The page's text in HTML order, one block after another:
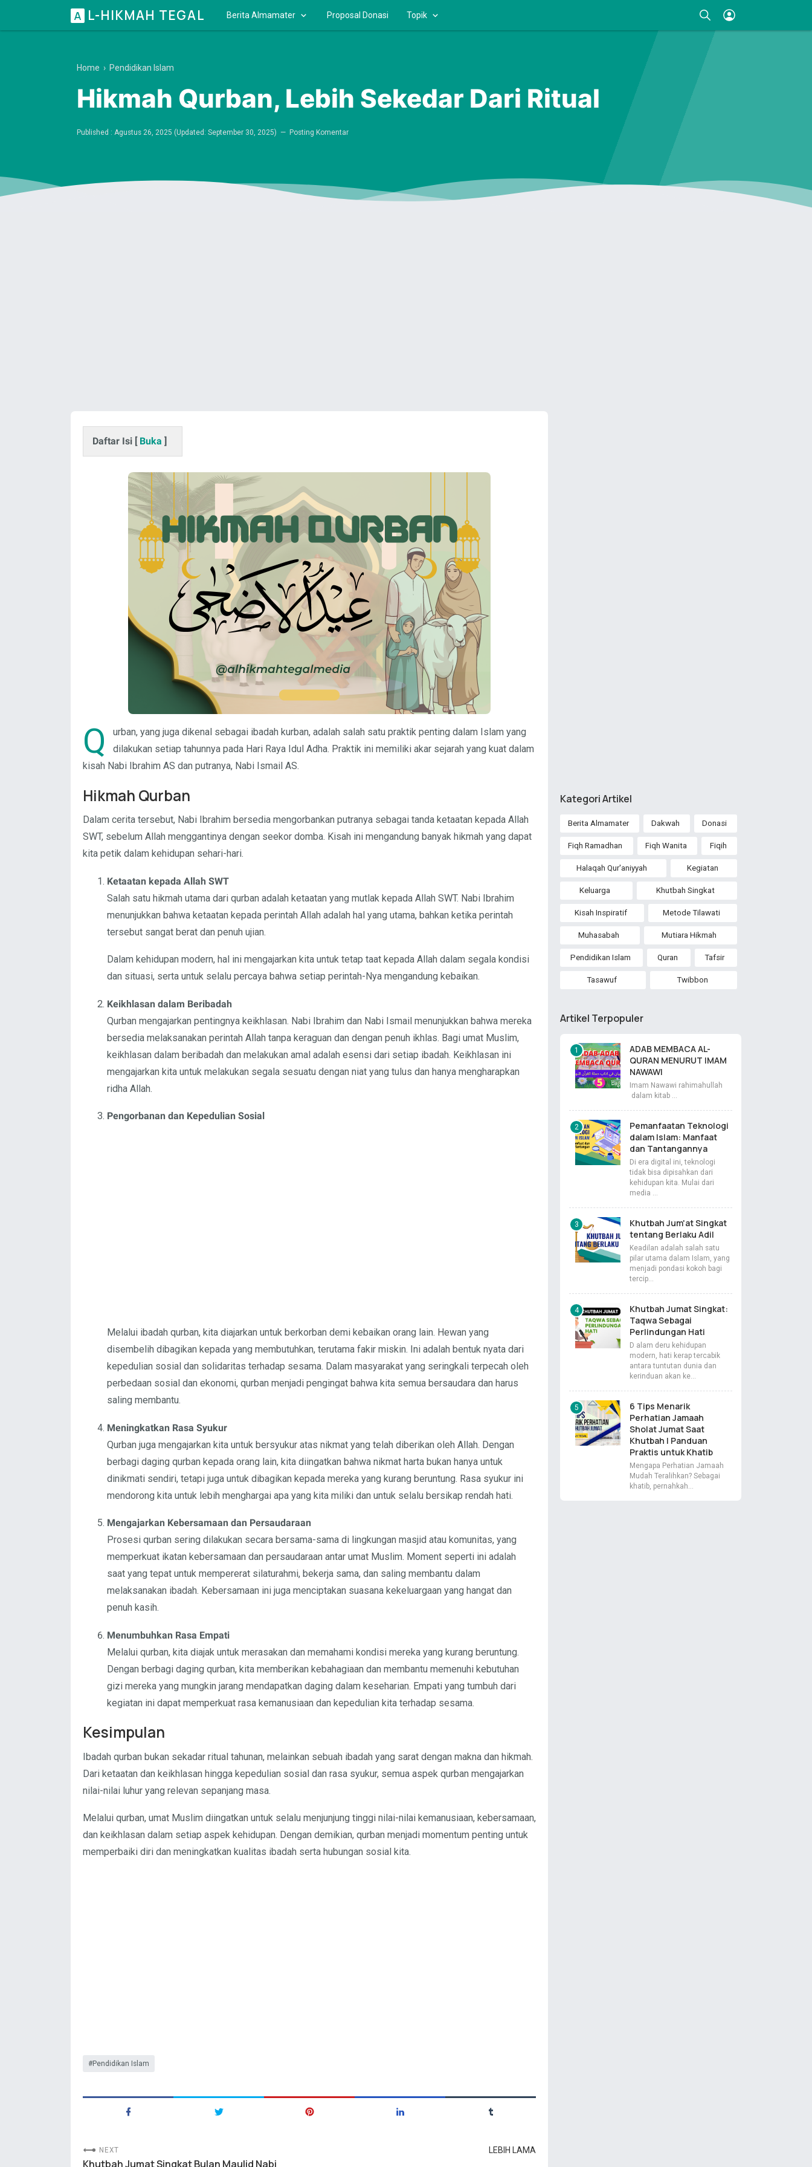
A L-HIKMAH TEGAL Berita Almamater Proposal Donasi Topik
Home › Pendidikan Islam
Hikmah Qurban, Lebih Sekedar Dari Ritual
Published : Agustus 26, 2025 (Updated: September 30, 2025) Posting Komentar
Daftar Isi [Buka ]
Q
urban, yang juga dikenal sebagai ibadah kurban, adalah salah satu praktik penting dalam Islam yang
dilakukan setiap tahunnya pada Hari Raya Idul Adha. Praktik ini memiliki akar sejarah yang kuat dalam
kisah Nabi Ibrahim AS dan putranya, Nabi Ismail AS.
Hikmah Qurban
Dalam cerita tersebut, Nabi Ibrahim bersedia mengorbankan putranya sebagai tanda ketaatan kepada Allah
SWT, sebelum Allah menggantinya dengan seekor domba. Kisah ini mengandung banyak hikmah yang dapat
kita petik dalam kehidupan sehari-hari.
Ketaatan kepada Allah SWT
Salah satu hikmah utama dari qurban adalah ketaatan yang mutlak kepada Allah SWT. Nabi Ibrahim
menunjukkan bahwa ketaatan kepada perintah Allah adalah hal yang utama, bahkan ketika perintah
tersebut sangat berat dan penuh ujian.
Dalam kehidupan modern, hal ini mengajarkan kita untuk tetap taat kepada Allah dalam segala kondisi
dan situasi, serta untuk selalu percaya bahwa setiap perintah-Nya mengandung kebaikan.
Keikhlasan dalam Beribadah
Qurban mengajarkan pentingnya keikhlasan. Nabi Ibrahim dan Nabi Ismail menunjukkan bahwa mereka
bersedia melaksanakan perintah Allah tanpa keraguan dan dengan penuh ikhlas. Bagi umat Muslim,
keikhlasan dalam beribadah dan melakukan amal adalah esensi dari setiap ibadah. Keikhlasan ini
mengajarkan kita untuk melakukan segala sesuatu dengan niat yang tulus dan hanya mengharapkan
ridha Allah.
Pengorbanan dan Kepedulian Sosial
Melalui ibadah qurban, kita diajarkan untuk berkorban demi kebaikan orang lain. Hewan yang
disembelih dibagikan kepada yang membutuhkan, terutama fakir miskin. Ini adalah bentuk nyata dari
kepedulian sosial dan solidaritas terhadap sesama. Dalam masyarakat yang seringkali terpecah oleh
perbedaan sosial dan ekonomi, qurban menjadi pengingat bahwa kita semua bersaudara dan harus
saling membantu.
Meningkatkan Rasa Syukur
Qurban juga mengajarkan kita untuk bersyukur atas nikmat yang telah diberikan oleh Allah. Dengan
berbagi daging qurban kepada orang lain, kita diingatkan bahwa nikmat harta bukan hanya untuk
dinikmati sendiri, tetapi juga untuk dibagikan kepada mereka yang kurang beruntung. Rasa syukur ini
mendorong kita untuk lebih menghargai apa yang kita miliki dan untuk selalu bersikap rendah hati.
Mengajarkan Kebersamaan dan Persaudaraan
Prosesi qurban sering dilakukan secara bersama-sama di lingkungan masjid atau komunitas, yang
memperkuat ikatan kebersamaan dan persaudaraan antar umat Muslim. Moment seperti ini adalah
saat yang tepat untuk mempererat silaturahmi, bekerja sama, dan saling membantu dalam
melaksanakan ibadah. Kebersamaan ini juga menciptakan suasana kekeluargaan yang hangat dan
penuh kasih.
Menumbuhkan Rasa Empati
Melalui qurban, kita diajak untuk merasakan dan memahami kondisi mereka yang kurang beruntung.
Dengan berbagi daging qurban, kita memberikan kebahagiaan dan membantu memenuhi kebutuhan
gizi mereka yang mungkin jarang mendapatkan daging dalam keseharian. Empati yang tumbuh dari
kegiatan ini dapat memperkuat rasa kemanusiaan dan kepedulian kita terhadap sesama.
Kesimpulan
Ibadah qurban bukan sekadar ritual tahunan, melainkan sebuah ibadah yang sarat dengan makna dan hikmah.
Dari ketaatan dan keikhlasan hingga kepedulian sosial dan rasa syukur, semua aspek qurban mengajarkan
nilai-nilai luhur yang relevan sepanjang masa.
Melalui qurban, umat Muslim diingatkan untuk selalu menjunjung tinggi nilai-nilai kemanusiaan, kebersamaan,
dan keikhlasan dalam setiap aspek kehidupan. Dengan demikian, qurban menjadi momentum penting untuk
memperbaiki diri dan meningkatkan kualitas ibadah serta hubungan sosial kita.
Pendidikan Islam
NEXT
Khutbah Jumat Singkat Bulan Maulid Nabi
LEBIH LAMA
Kategori Artikel
Berita Almamater Dakwah Donasi
Fiqh Ramadhan Fiqh Wanita Fiqih
Halaqah Qur'aniyyah Kegiatan
Keluarga Khutbah Singkat
Kisah Inspiratif Metode Tilawati
Muhasabah Mutiara Hikmah
Pendidikan Islam Quran Tafsir
Tasawuf Twibbon
Artikel Terpopuler
ADAB MEMBACA AL-
QURAN MENURUT IMAM
NAWAWI
Imam Nawawi rahimahullah
dalam kitab …
Pemanfaatan Teknologi
dalam Islam: Manfaat
dan Tantangannya
Di era digital ini, teknologi
tidak bisa dipisahkan dari
kehidupan kita. Mulai dari
media …
Khutbah Jum'at Singkat
tentang Berlaku Adil
Keadilan adalah salah satu
pilar utama dalam Islam, yang
menjadi pondasi kokoh bagi
tercip…
Khutbah Jumat Singkat:
Taqwa Sebagai
Perlindungan Hati
D alam deru kehidupan
modern, hati kerap tercabik
antara tuntutan dunia dan
kerinduan akan ke…
6 Tips Menarik
Perhatian Jamaah
Sholat Jumat Saat
Khutbah | Panduan
Praktis untuk Khatib
Mengapa Perhatian Jamaah
Mudah Teralihkan? Sebagai
khatib, pernahkah…